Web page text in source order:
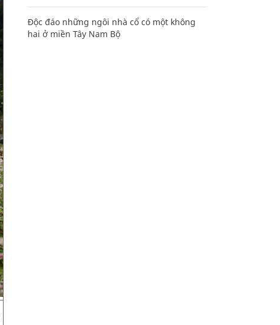
Độc đáo những ngôi nhà cổ có một không
hai ở miền Tây Nam Bộ